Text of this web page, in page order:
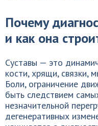
Почему
и как она
Суставы — это
кости, хрящи, связки,
Боли, ограничение
быть следствием
незначительной
дегенеративных